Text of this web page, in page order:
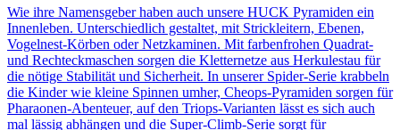
Wie ihre Namensgeber haben auch unsere HUCK Pyramiden ein
Innenleben. Unterschiedlich gestaltet, mit Strickleitern, Ebenen,
Vogelnest-Körben oder Netzkaminen. Mit farbenfrohen Quadrat-
und Rechteckmaschen sorgen die Kletternetze aus Herkulestau für
die nötige Stabilität und Sicherheit. In unserer Spider-Serie krabbeln
die Kinder wie kleine Spinnen umher, Cheops-Pyramiden sorgen für
Pharaonen-Abenteuer, auf den Triops-Varianten lässt es sich auch
mal lässig abhängen und die Super-Climb-Serie sorgt für